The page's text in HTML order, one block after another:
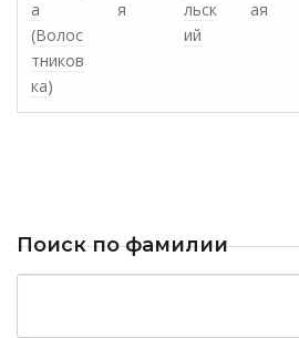
а
(Волос
тников
ка)
я
льск
ий
ая
Поиск по фамилии